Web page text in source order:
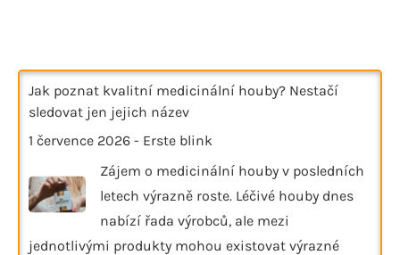
Jak poznat kvalitní medicinální houby? Nestačí
sledovat jen jejich název
1 července 2026 - Erste blink
Zájem o medicinální houby v posledních
letech výrazně roste. Léčivé houby dnes
nabízí řada výrobců, ale mezi
jednotlivými produkty mohou existovat výrazné